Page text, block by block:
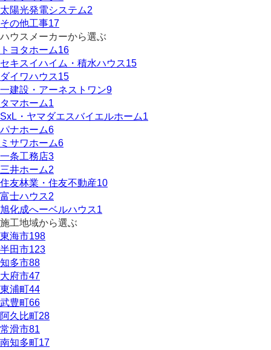
太陽光発電システム2
その他工事17
ハウスメーカーから選ぶ
トヨタホーム16
セキスイハイム・積水ハウス15
ダイワハウス15
一建設・アーネストワン9
タマホーム1
SxL・ヤマダエスバイエルホーム1
パナホーム6
ミサワホーム6
一条工務店3
三井ホーム2
住友林業・住友不動産10
富士ハウス2
旭化成へーベルハウス1
施工地域から選ぶ
東海市198
半田市123
知多市88
大府市47
東浦町44
武豊町66
阿久比町28
常滑市81
南知多町17